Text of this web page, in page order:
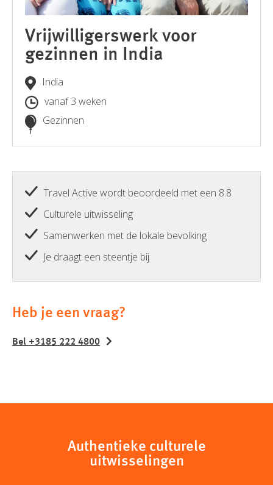
Vrijwilligerswerk voor
gezinnen in India
India
vanaf 3 weken
Gezinnen
Travel Active wordt beoordeeld met een 8.8
Culturele uitwisseling
Samenwerken met de lokale bevolking
Je draagt een steentje bij
Heb je een vraag?
Bel +3185 222 4800
Authentieke culturele
uitwisselingen